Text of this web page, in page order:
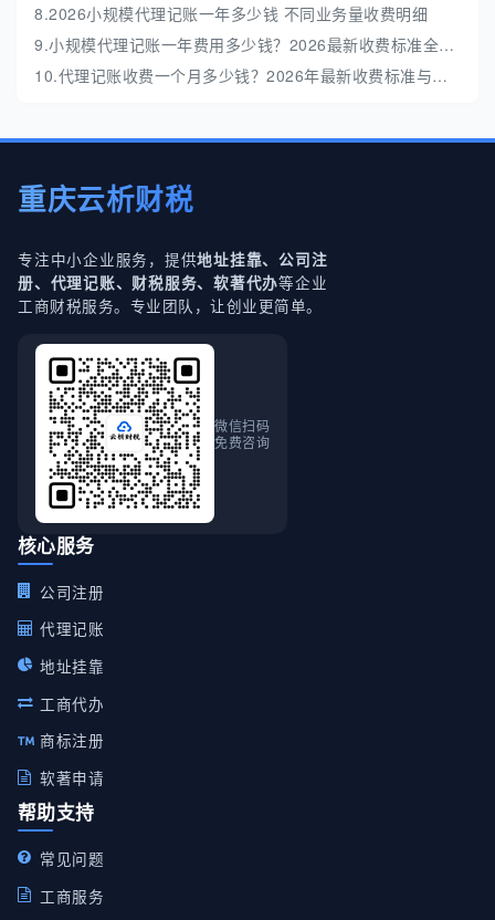
8.2026小规模代理记账一年多少钱 不同业务量收费明细
9.小规模代理记账一年费用多少钱？2026最新收费标准全解析
10.代理记账收费一个月多少钱？2026年最新收费标准与避坑指南
重庆云析财税
专注中小企业服务，提供地址挂靠、公司注
册、代理记账、财税服务、软著代办等企业
工商财税服务。专业团队，让创业更简单。
微信扫码
免费咨询
核心服务
公司注册
代理记账
地址挂靠
工商代办
商标注册
软著申请
帮助支持
常见问题
工商服务